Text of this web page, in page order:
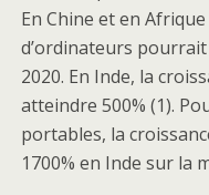
En Chine et en
d’ordinateurs pourrait
2020. En Inde, la
atteindre 500% (1).
portables, la
1700% en Inde sur la